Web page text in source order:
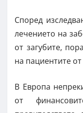
Според
лечението на
от загубите,
на пациентите
В Европа
от